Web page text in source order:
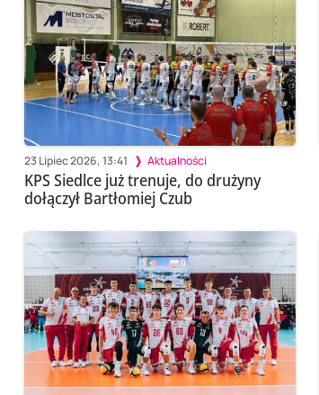
23 Lipiec 2026, 13:41 Aktualności
KPS Siedlce już trenuje, do drużyny
dołączył Bartłomiej Czub